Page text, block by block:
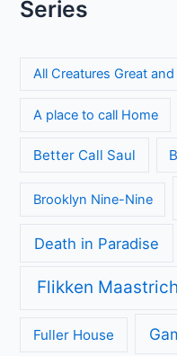
Series
All Creatures Great and
A place to call Home
Better Call Saul
Brooklyn Nine-Nine
Death in Paradise
Flikken
Fuller House